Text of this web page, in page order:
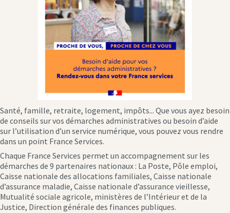
Santé, famille, retraite, logement, impôts... Que vous ayez besoin
de conseils sur vos démarches administratives ou besoin d’aide
sur l’utilisation d’un service numérique, vous pouvez vous rendre
dans un point France Services.
Chaque France Services permet un accompagnement sur les
démarches de 9 partenaires nationaux : La Poste, Pôle emploi,
Caisse nationale des allocations familiales, Caisse nationale
d’assurance maladie, Caisse nationale d’assurance vieillesse,
Mutualité sociale agricole, ministères de l’Intérieur et de la
Justice, Direction générale des finances publiques.